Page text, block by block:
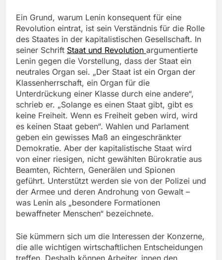
Ein Grund, warum Lenin konsequent für eine
Revolution eintrat, ist sein Verständnis für die Rolle
des Staates in der kapitalistischen Gesellschaft. In
seiner Schrift Staat und Revolution argumentierte
Lenin gegen die Vorstellung, dass der Staat ein
neutrales Organ sei. „Der Staat ist ein Organ der
Klassenherrschaft, ein Organ für die
Unterdrückung einer Klasse durch eine andere“,
schrieb er. „Solange es einen Staat gibt, gibt es
keine Freiheit. Wenn es Freiheit geben wird, wird
es keinen Staat geben“. Wahlen und Parlament
geben ein gewisses Maß an eingeschränkter
Demokratie. Aber der kapitalistische Staat wird
von einer riesigen, nicht gewählten Bürokratie aus
Beamten, Richtern, Generälen und Spionen
geführt. Unterstützt werden sie von der Polizei und
der Armee und deren Androhung von Gewalt –
was Lenin als „besondere Formationen
bewaffneter Menschen“ bezeichnete.
Sie kümmern sich um die Interessen der Konzerne,
die alle wichtigen wirtschaftlichen Entscheidungen
treffen. Deshalb können Arbeiter_innen den